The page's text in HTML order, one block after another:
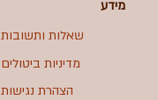
שאלות ותשובות
מדיניות ביטולים
הצהרת נגישות
מידע